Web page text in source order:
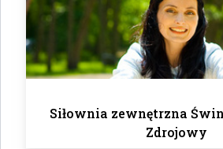
Siłownia zewnętrzna
Zdrojowy